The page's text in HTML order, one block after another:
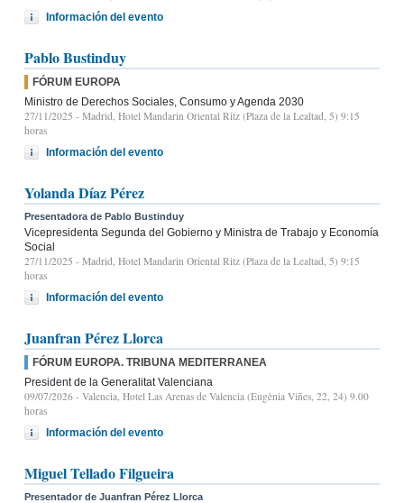
Información del evento
Pablo Bustinduy
FÓRUM EUROPA
Ministro de Derechos Sociales, Consumo y Agenda 2030
27/11/2025 - Madrid, Hotel Mandarin Oriental Ritz (Plaza de la Lealtad, 5) 9:15
horas
Información del evento
Yolanda Díaz Pérez
Presentadora de Pablo Bustinduy
Vicepresidenta Segunda del Gobierno y Ministra de Trabajo y Economía
Social
27/11/2025 - Madrid, Hotel Mandarin Oriental Ritz (Plaza de la Lealtad, 5) 9:15
horas
Información del evento
Juanfran Pérez Llorca
FÓRUM EUROPA. TRIBUNA MEDITERRANEA
President de la Generalitat Valenciana
09/07/2026 - Valencia, Hotel Las Arenas de Valencia (Eugènia Viñes, 22, 24) 9.00
horas
Información del evento
Miguel Tellado Filgueira
Presentador de Juanfran Pérez Llorca